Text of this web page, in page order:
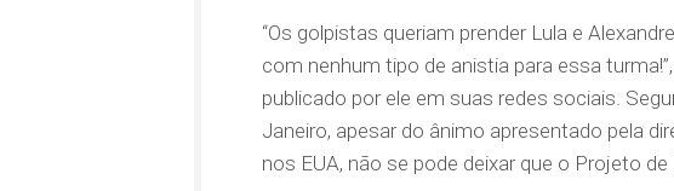
“Os golpistas queriam prender Lula e
com nenhum tipo de anistia para essa
publicado por ele em suas redes sociais.
Janeiro, apesar do ânimo apresentado pela
nos EUA, não se pode deixar que o Projeto